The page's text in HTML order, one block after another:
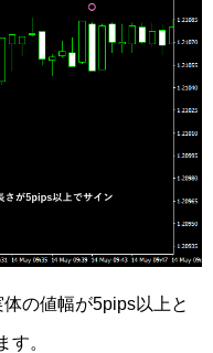
の値幅が5pips以上と
す。